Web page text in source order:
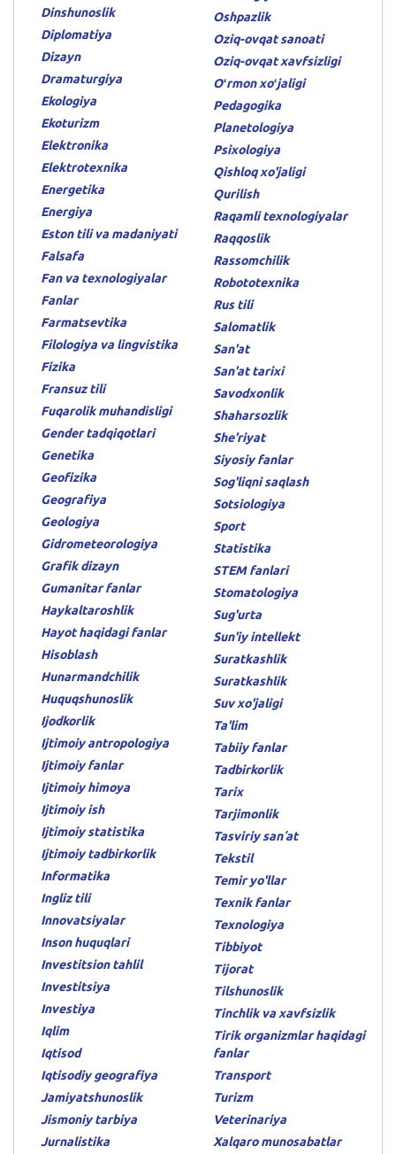
Dinshunoslik
Diplomatiya
Dizayn
Dramaturgiya
Ekologiya
Ekoturizm
Elektronika
Elektrotexnika
Energetika
Energiya
Eston tili va madaniyati
Falsafa
Fan va texnologiyalar
Fanlar
Farmatsevtika
Filologiya va lingvistika
Fizika
Fransuz tili
Fuqarolik muhandisligi
Gender tadqiqotlari
Genetika
Geofizika
Geografiya
Geologiya
Gidrometeorologiya
Grafik dizayn
Gumanitar fanlar
Haykaltaroshlik
Hayot haqidagi fanlar
Hisoblash
Hunarmandchilik
Huquqshunoslik
Ijodkorlik
Ijtimoiy antropologiya
Ijtimoiy fanlar
Ijtimoiy himoya
Ijtimoiy ish
Ijtimoiy statistika
Ijtimoiy tadbirkorlik
Informatika
Ingliz tili
Innovatsiyalar
Inson huquqlari
Investitsion tahlil
Investitsiya
Investiya
Iqlim
Iqtisod
Iqtisodiy geografiya
Jamiyatshunoslik
Jismoniy tarbiya
Jurnalistika
Oshpazlik
Oziq-ovqat sanoati
Oziq-ovqat xavfsizligi
Oʻrmon xoʻjaligi
Pedagogika
Planetologiya
Psixologiya
Qishloq xo'jaligi
Qurilish
Raqamli texnologiyalar
Raqqoslik
Rassomchilik
Robototexnika
Rus tili
Salomatlik
San'at
San'at tarixi
Savodxonlik
Shaharsozlik
She'riyat
Siyosiy fanlar
Sog'liqni saqlash
Sotsiologiya
Sport
Statistika
STEM fanlari
Stomatologiya
Sug'urta
Sun'iy intellekt
Suratkashlik
Suratkashlik
Suv xo'jaligi
Ta'lim
Tabiiy fanlar
Tadbirkorlik
Tarix
Tarjimonlik
Tasviriy sanʼat
Tekstil
Temir yo'llar
Texnik fanlar
Texnologiya
Tibbiyot
Tijorat
Tilshunoslik
Tinchlik va xavfsizlik
Tirik organizmlar haqidagi
fanlar
Transport
Turizm
Veterinariya
Xalqaro munosabatlar